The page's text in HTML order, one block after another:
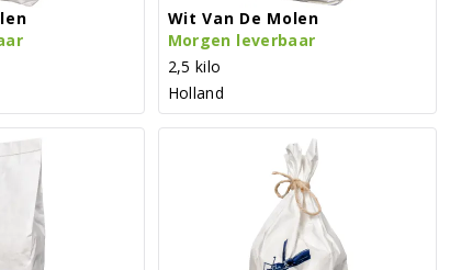
Wit Van De Molen
Morgen leverbaar
2,5 kilo
Holland